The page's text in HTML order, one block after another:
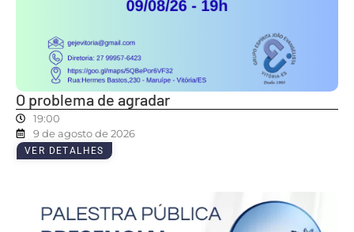
O problema de agradar
19:00
9 de agosto de 2026
VER DETALHES